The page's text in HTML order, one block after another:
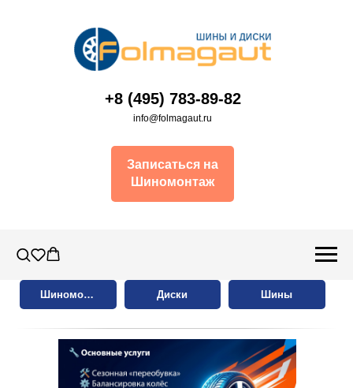
+8 (495) 783-89-82
info@folmagaut.ru
Записаться на
Шиномонтаж
Шиномонтаж Диски Шины